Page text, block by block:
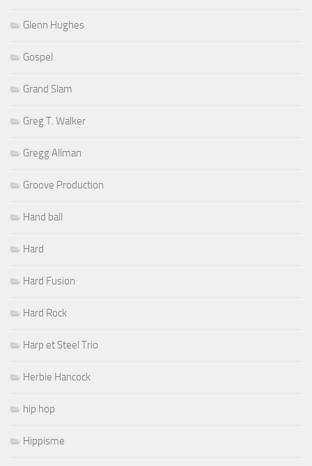
Glenn Hughes
Gospel
Grand Slam
Greg T. Walker
Gregg Allman
Groove Production
Hand ball
Hard
Hard Fusion
Hard Rock
Harp et Steel Trio
Herbie Hancock
hip hop
Hippisme